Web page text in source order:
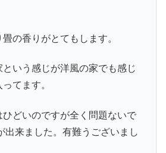
の香りがとてもします。
いう感じが洋風の家でも感じ
てます。
どいのですが全く問題ないで
出来ました。有難うございまし